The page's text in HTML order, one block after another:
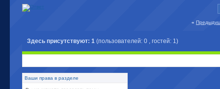
«
Здесь присутствуют: 1 (пользователей: 0 , гостей: 1)
Ваши права в разделе